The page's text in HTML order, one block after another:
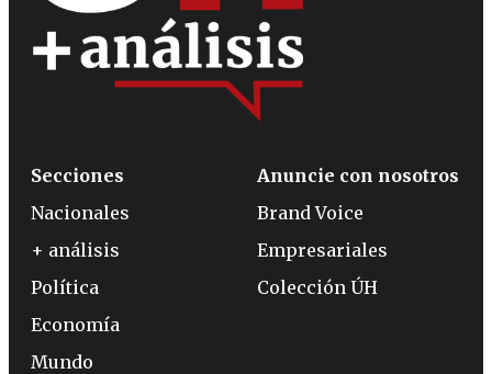
Secciones
Nacionales
+ análisis
Política
Economía
Mundo
Anuncie con nosotros
Brand Voice
Empresariales
Colección ÚH